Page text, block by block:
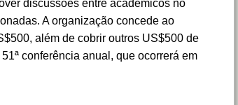
discussões entre acadêmicos no
A organização concede ao
além de cobrir outros US$500 de
conferência anual, que ocorrerá em